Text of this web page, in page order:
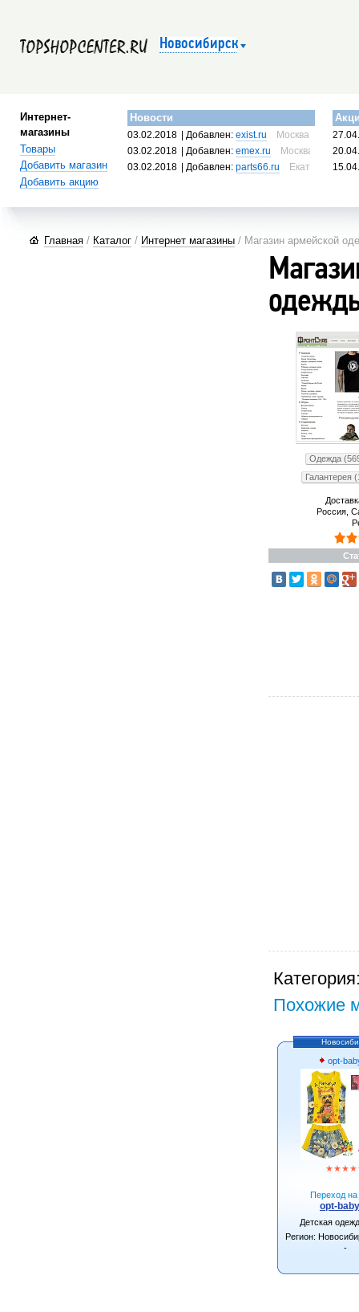
Новосибирск
Интернет-
магазины
Товары
Добавить магазин
Добавить акцию
Новости
03.02.2018 | Добавлен:exist.ru
Москва, Россия
03.02.2018
| Добавлен:emex.ru
Москва, Россия
03.02.2018
| Добавлен:parts66.ru Екатеринбург,
Главная / Каталог / Интернет магазины / Магазин армейской
Одежда
Галантерея
Россия,
Похожие
opt-
★★★★
Переход на
opt-
Детская
Регион:
-